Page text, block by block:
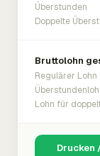
Überstunden
Doppelte
Bruttolohn
Regulärer Lohn
Lohn für
Drucken